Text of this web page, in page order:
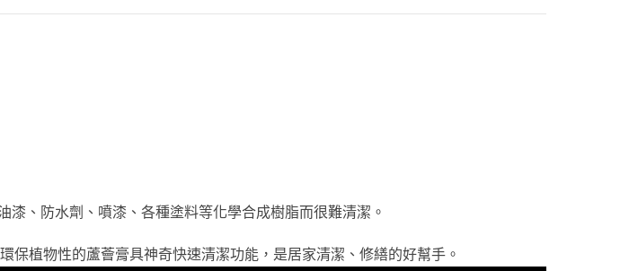
、防水劑、噴漆、各種塗料等化學合成樹脂而很難清潔。
植物性的蘆薈膏具神奇快速清潔功能，是居家清潔、修繕的好幫手。